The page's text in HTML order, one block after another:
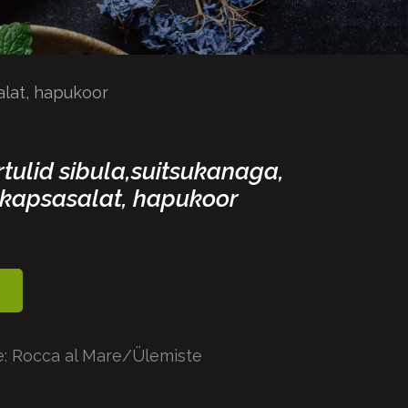
hapukoor
sibula,suitsukanaga,
hapukoor
Rocca al Mare/Ülemiste